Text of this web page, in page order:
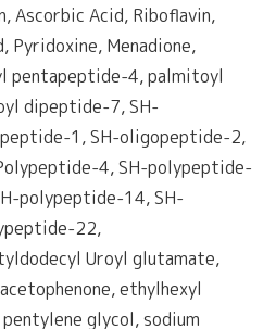
Ascorbic Acid, Riboflavin,
Pyridoxine, Menadione,
pentapeptide-4, palmitoyl
dipeptide-7, SH-
1, SH-oligopeptide-2,
4, SH-polypeptide-
polypeptide-14, SH-
22,
Uroyl glutamate,
ethylhexyl
glycol, sodium